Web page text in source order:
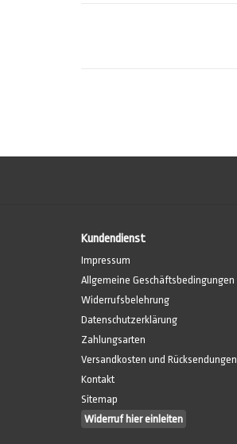
Kundendienst
Impressum
Allgemeine Geschäftsbedingungen
Widerrufsbelehrung
Datenschutzerklärung
Zahlungsarten
Versandkosten und Rücksendungen
Kontakt
Sitemap
Widerruf hier einleiten